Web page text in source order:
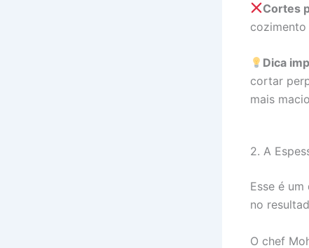
Cortes
Dica
cortar
mais
2. A
Esse é
no
O chef